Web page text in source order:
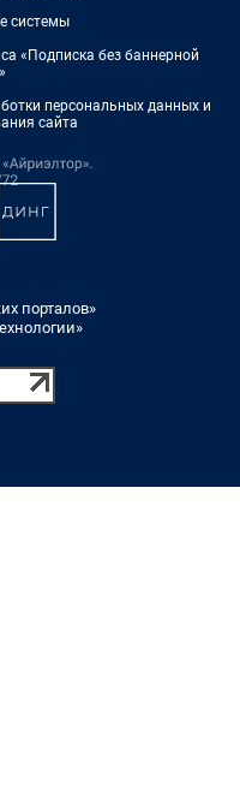
системы
«Подписка без баннерной
персональных данных и
сайта
порталов»